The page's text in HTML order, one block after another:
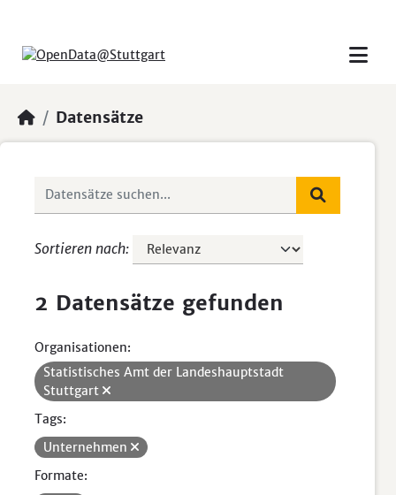
Datensätze
Sortieren nach
2 Datensätze gefunden
Organisationen:
Statistisches Amt der Landeshauptstadt
Stuttgart
Tags:
Unternehmen
Formate: